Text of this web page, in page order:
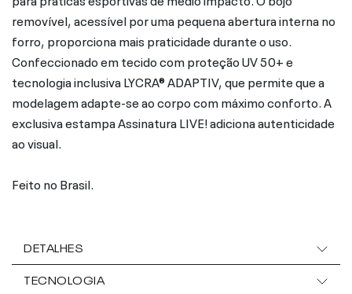
removível, acessível por uma pequena abertura interna no
forro, proporciona mais praticidade durante o uso.
Confeccionado em tecido com proteção UV 50+ e
tecnologia inclusiva LYCRA® ADAPTIV, que permite que a
modelagem adapte-se ao corpo com máximo conforto. A
exclusiva estampa Assinatura LIVE! adiciona autenticidade
ao visual.
Feito no Brasil.
DETALHES
TECNOLOGIA